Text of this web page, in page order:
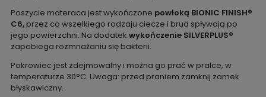
Poszycie materaca jest wykończone powłoką BIONIC FINISH®
C6,przez co wszelkiego rodzaju ciecze i brud spływają po
jego powierzchni. Na dodatek wykończenie SILVERPLUS®
zapobiega rozmnażaniu się bakterii.
Pokrowiec jest zdejmowalny i można go prać w pralce, w
temperaturze 30°C. Uwaga: przed praniem zamknij zamek
błyskawiczny.